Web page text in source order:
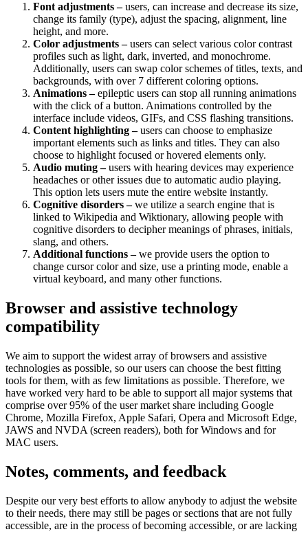
Font adjustments –users, can increase and decrease its size,
change its family (type), adjust the spacing, alignment, line
height, and more.
Color adjustments –users can select various color contrast
profiles such as light, dark, inverted, and monochrome.
Additionally, users can swap color schemes of titles, texts, and
backgrounds, with over 7 different coloring options.
Animations –epileptic users can stop all running animations
with the click of a button. Animations controlled by the
interface include videos, GIFs, and CSS flashing transitions.
Content highlighting –users can choose to emphasize
important elements such as links and titles. They can also
choose to highlight focused or hovered elements only.
Audio muting –users with hearing devices may experience
headaches or other issues due to automatic audio playing.
This option lets users mute the entire website instantly.
Cognitive disorders –we utilize a search engine that is
linked to Wikipedia and Wiktionary, allowing people with
cognitive disorders to decipher meanings of phrases, initials,
slang, and others.
Additional functions –we provide users the option to
change cursor color and size, use a printing mode, enable a
virtual keyboard, and many other functions.
Browser and assistive technology
compatibility
We aim to support the widest array of browsers and assistive
technologies as possible, so our users can choose the best fitting
tools for them, with as few limitations as possible. Therefore, we
have worked very hard to be able to support all major systems that
comprise over 95% of the user market share including Google
Chrome, Mozilla Firefox, Apple Safari, Opera and Microsoft Edge,
JAWS and NVDA (screen readers), both for Windows and for
MAC users.
Notes, comments, and feedback
Despite our very best efforts to allow anybody to adjust the website
to their needs, there may still be pages or sections that are not fully
accessible, are in the process of becoming accessible, or are lacking